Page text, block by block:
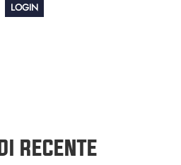
LOGIN
RECENTE